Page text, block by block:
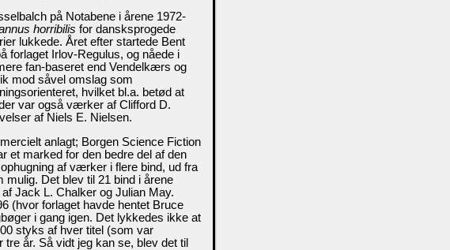
på Notabene i årene 1972-
horribilis for dansksprogede
lukkede. Året efter startede Bent
forlaget Irlov-Regulus, og nåede i
fan-baseret end Vendelkærs og
mod såvel omslag som
hvilket bl.a. betød at
var også værker af Clifford D.
af Niels E. Nielsen.
anlagt; Borgen Science Fiction
et marked for den bedre del af den
af værker i flere bind, ud fra
mulig. Det blev til 21 bind i årene
Jack L. Chalker og Julian May.
(hvor forlaget havde hentet Bruce
i gang igen. Det lykkedes ikke at
styks af hver titel (som var
år. Så vidt jeg kan se, blev det til